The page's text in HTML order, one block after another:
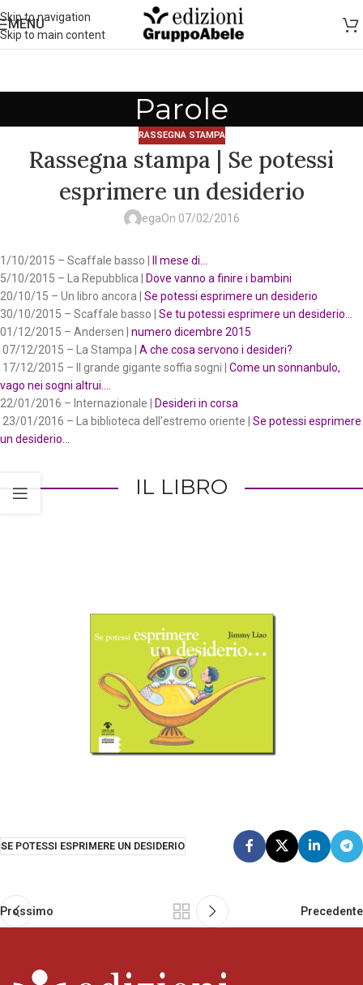
Skip to navigation
Skip to main content
MENU
Parole
RASSEGNA STAMPA
Rassegna stampa | Se potessi
esprimere un desiderio
egaOn 07/02/2016
1/10/2015 – Scaffale basso |
Il mese di…
5/10/2015 – La Repubblica |
Dove vanno a finire i bambini
20/10/15 – Un libro ancora | Se potessi esprimere un desiderio
30/10/2015 – Scaffale basso | Se tu potessi esprimere un desiderio…
01/12/2015 – Andersen | numero dicembre 2015
07/12/2015 – La Stampa | A che cosa servono i desideri?
17/12/2015 – Il grande gigante soffia sogni |
Come un sonnanbulo,
vago nei sogni altrui….
22/01/2016 – Internazionale |
Desideri in corsa
23/01/2016 – La biblioteca dell’estremo oriente | Se potessi esprimere
un desiderio…
IL LIBRO
SE POTESSI ESPRIMERE UN DESIDERIO
Prossimo Precedente